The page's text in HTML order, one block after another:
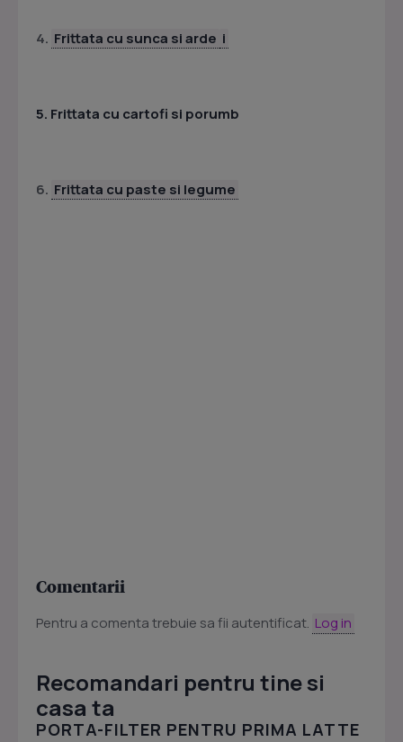
4. Frittata cu sunca si arde i
5. Frittata cu cartofi si porumb
6. Frittata cu paste si legume
Comentarii
Pentru a comenta trebuie sa fii autentificat. Log in
Recomandari pentru tine si
casa ta
PORTA-FILTER PENTRU PRIMA LATTE